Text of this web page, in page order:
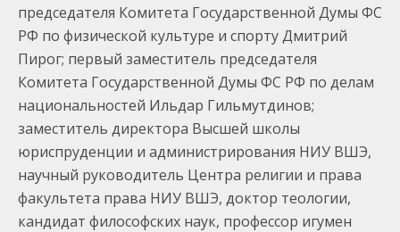
председателя Комитета Государственной Думы ФС
РФ по физической культуре и спорту Дмитрий
Пирог; первый заместитель председателя
Комитета Государственной Думы ФС РФ по делам
национальностей Ильдар Гильмутдинов;
заместитель директора Высшей школы
юриспруденции и администрирования НИУ ВШЭ,
научный руководитель Центра религии и права
факультета права НИУ ВШЭ, доктор теологии,
кандидат философских наук, профессор игумен